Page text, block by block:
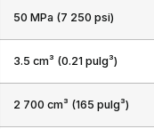
50 MPa (7 250 psi)
3.5 cm³ (0.21 pulg³)
2 700 cm³ (165 pulg³)